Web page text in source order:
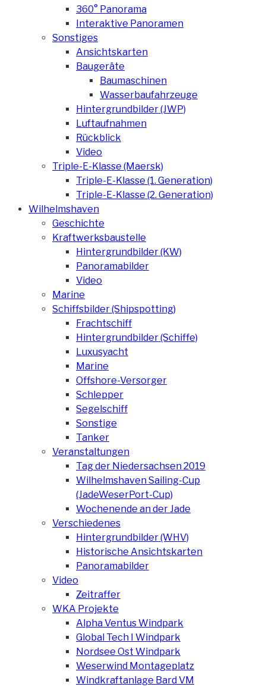
360° Panorama
Interaktive Panoramen
Sonstiges
Ansichtskarten
Baugeräte
Baumaschinen
Wasserbaufahrzeuge
Hintergrundbilder (JWP)
Luftaufnahmen
Rückblick
Video
Triple-E-Klasse (Maersk)
Triple-E-Klasse (1. Generation)
Triple-E-Klasse (2. Generation)
Wilhelmshaven
Geschichte
Kraftwerksbaustelle
Hintergrundbilder (KW)
Panoramabilder
Video
Marine
Schiffsbilder (Shipspotting)
Frachtschiff
Hintergrundbilder (Schiffe)
Luxusyacht
Marine
Offshore-Versorger
Schlepper
Segelschiff
Sonstige
Tanker
Veranstaltungen
Tag der Niedersachsen 2019
Wilhelmshaven Sailing-Cup
(JadeWeserPort-Cup)
Wochenende an der Jade
Verschiedenes
Hintergrundbilder (WHV)
Historische Ansichtskarten
Panoramabilder
Video
Zeitraffer
WKA Projekte
Alpha Ventus Windpark
Global Tech I Windpark
Nordsee Ost Windpark
Weserwind Montageplatz
Windkraftanlage Bard VM